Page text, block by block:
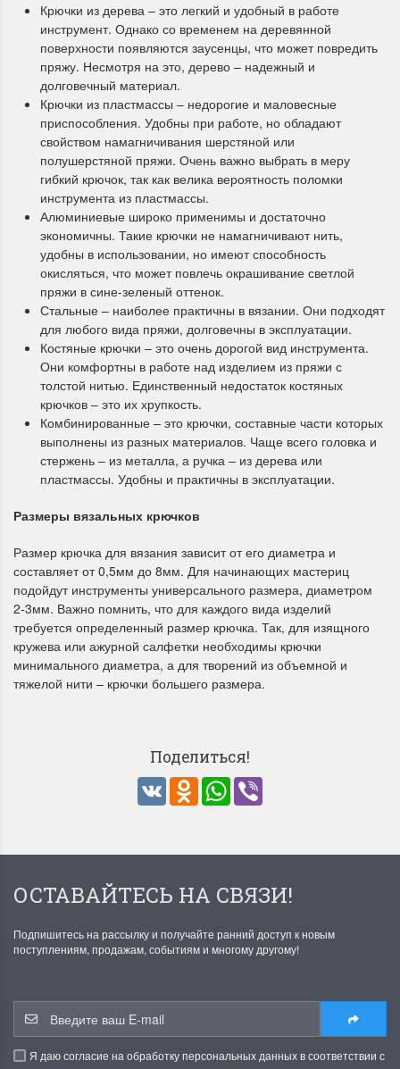
Крючки из дерева – это легкий и удобный в работе
инструмент. Однако со временем на деревянной
поверхности появляются заусенцы, что может повредить
пряжу. Несмотря на это, дерево – надежный и
долговечный материал.
Крючки из пластмассы – недорогие и маловесные
приспособления. Удобны при работе, но обладают
свойством намагничивания шерстяной или
полушерстяной пряжи. Очень важно выбрать в меру
гибкий крючок, так как велика вероятность поломки
инструмента из пластмассы.
Алюминиевые широко применимы и достаточно
экономичны. Такие крючки не намагничивают нить,
удобны в использовании, но имеют способность
окисляться, что может повлечь окрашивание светлой
пряжи в сине-зеленый оттенок.
Стальные – наиболее практичны в вязании. Они подходят
для любого вида пряжи, долговечны в эксплуатации.
Костяные крючки – это очень дорогой вид инструмента.
Они комфортны в работе над изделием из пряжи с
толстой нитью. Единственный недостаток костяных
крючков – это их хрупкость.
Комбинированные – это крючки, составные части которых
выполнены из разных материалов. Чаще всего головка и
стержень – из металла, а ручка – из дерева или
пластмассы. Удобны и практичны в эксплуатации.
Размеры вязальных крючков
Размер крючка для вязания зависит от его диаметра и
составляет от 0,5мм до 8мм. Для начинающих мастериц
подойдут инструменты универсального размера, диаметром
2-3мм. Важно помнить, что для каждого вида изделий
требуется определенный размер крючка. Так, для изящного
кружева или ажурной салфетки необходимы крючки
минимального диаметра, а для творений из объемной и
тяжелой нити – крючки большего размера.
Поделиться!
VK Odnoklassniki
WhatsApp
ОСТАВАЙТЕСЬ НА СВЯЗИ!
Подпишитесь на рассылку и получайте ранний доступ к новым
поступлениям, продажам, событиям и многому другому!
Я даю согласие на обработку персональных данных в соответствии с